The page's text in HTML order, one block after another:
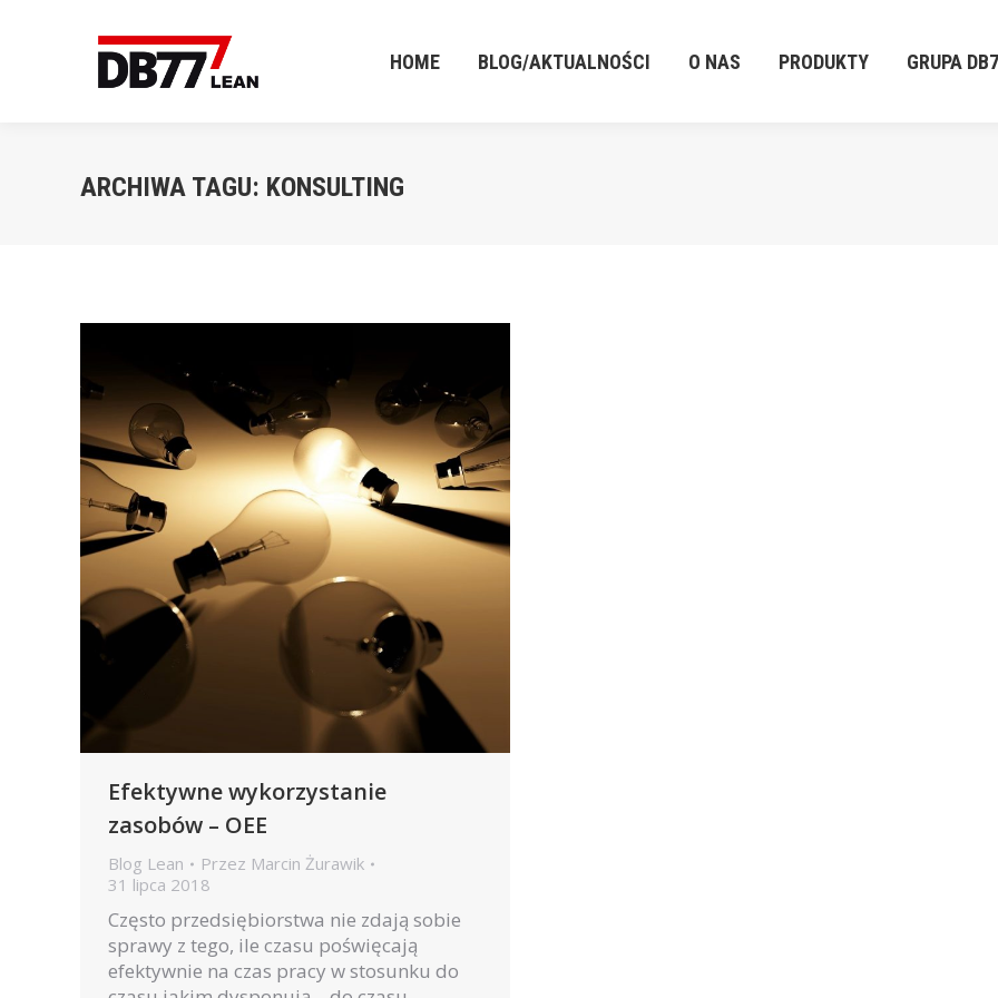
HOME BLOG/AKTUALNOŚCI O NAS PRODUKTY GRUPA
ARCHIWA TAGU: KONSULTING
Efektywne wykorzystanie
zasobów – OEE
Blog Lean Przez Marcin Żurawik
31 lipca 2018
Często przedsiębiorstwa nie zdają sobie
sprawy z tego, ile czasu poświęcają
efektywnie na czas pracy w stosunku do